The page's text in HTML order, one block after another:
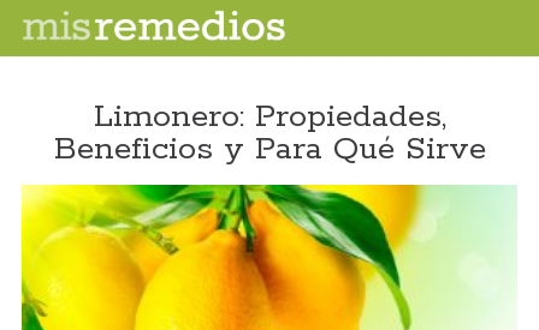
Limonero: Propiedades,
Beneficios y Para Qué Sirve